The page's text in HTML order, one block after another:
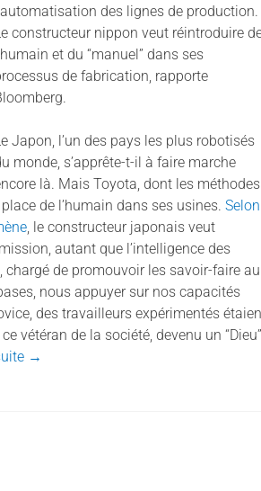
des lignes de production.
constructeur nippon veut réintroduire
et du “manuel” dans ses
de fabrication, rapporte
Japon, l’un des pays les plus robotisés
monde, s’apprête-t-il à faire marche
là. Mais Toyota, dont les méthodes
de l’humain dans ses usines. Selon
, le constructeur japonais veut
autant que l’intelligence des
de promouvoir les savoir-faire au
nous appuyer sur nos capacités
des travailleurs expérimentés
vétéran de la société, devenu un “Dieu”
→